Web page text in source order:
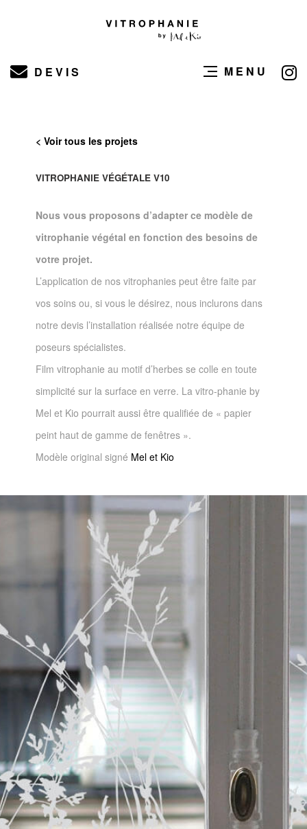
DEVIS MENU
< Voir tous les projets
VITROPHANIE VÉGÉTALE V10
Nous vous proposons d’adapter ce modèle de
vitrophanie végétal en fonction des besoins de
votre projet.
L’application de nos vitrophanies peut être faite par
vos soins ou, si vous le désirez, nous inclurons dans
notre devis l’installation réalisée notre équipe de
poseurs spécialistes.
Film vitrophanie au motif d’herbes se colle en toute
simplicité sur la surface en verre. La vitro-phanie by
Mel et Kio pourrait aussi être qualifiée de « papier
peint haut de gamme de fenêtres ».
Modèle original signé Mel et Kio